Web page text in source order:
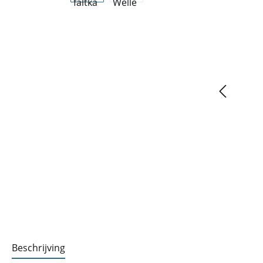
Beschrijving